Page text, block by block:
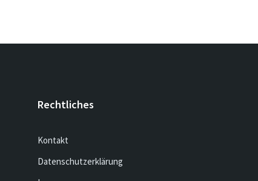
Rechtliches
Kontakt
Datenschutzerklärung